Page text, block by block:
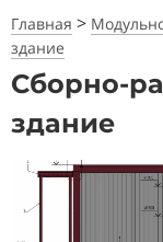
Главная >
здание
Сборно-
здание